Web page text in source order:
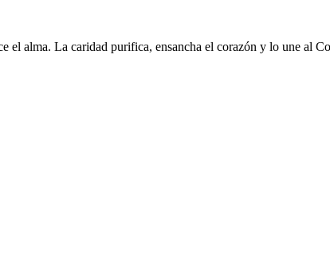
alma. La caridad purifica, ensancha el corazón y lo une al